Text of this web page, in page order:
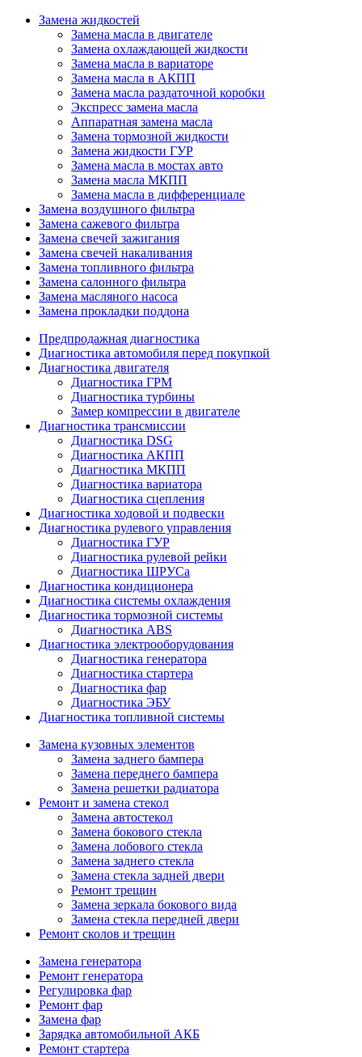
Замена жидкостей
Замена масла в двигателе
Замена охлаждающей жидкости
Замена масла в вариаторе
Замена масла в АКПП
Замена масла раздаточной коробки
Экспресс замена масла
Аппаратная замена масла
Замена тормозной жидкости
Замена жидкости ГУР
Замена масла в мостах авто
Замена масла МКПП
Замена масла в дифференциале
Замена воздушного фильтра
Замена сажевого фильтра
Замена свечей зажигания
Замена свечей накаливания
Замена топливного фильтра
Замена салонного фильтра
Замена масляного насоса
Замена прокладки поддона
Предпродажная диагностика
Диагностика автомобиля перед покупкой
Диагностика двигателя
Диагностика ГРМ
Диагностика турбины
Замер компрессии в двигателе
Диагностика трансмиссии
Диагностика DSG
Диагностика АКПП
Диагностика МКПП
Диагностика вариатора
Диагностика сцепления
Диагностика ходовой и подвески
Диагностика рулевого управления
Диагностика ГУР
Диагностика рулевой рейки
Диагностика ШРУСа
Диагностика кондиционера
Диагностика системы охлаждения
Диагностика тормозной системы
Диагностика ABS
Диагностика электрооборудования
Диагностика генератора
Диагностика стартера
Диагностика фар
Диагностика ЭБУ
Диагностика топливной системы
Замена кузовных элементов
Замена заднего бампера
Замена переднего бампера
Замена решетки радиатора
Ремонт и замена стекол
Замена автостекол
Замена бокового стекла
Замена лобового стекла
Замена заднего стекла
Замена стекла задней двери
Ремонт трещин
Замена зеркала бокового вида
Замена стекла передней двери
Ремонт сколов и трещин
Замена генератора
Ремонт генератора
Регулировка фар
Ремонт фар
Замена фар
Зарядка автомобильной АКБ
Ремонт стартера